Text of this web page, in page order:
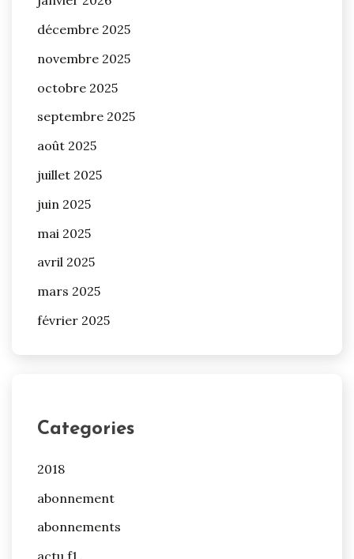
décembre 2025
novembre 2025
octobre 2025
septembre 2025
août 2025
juillet 2025
juin 2025
mai 2025
avril 2025
mars 2025
février 2025
Categories
2018
abonnement
abonnements